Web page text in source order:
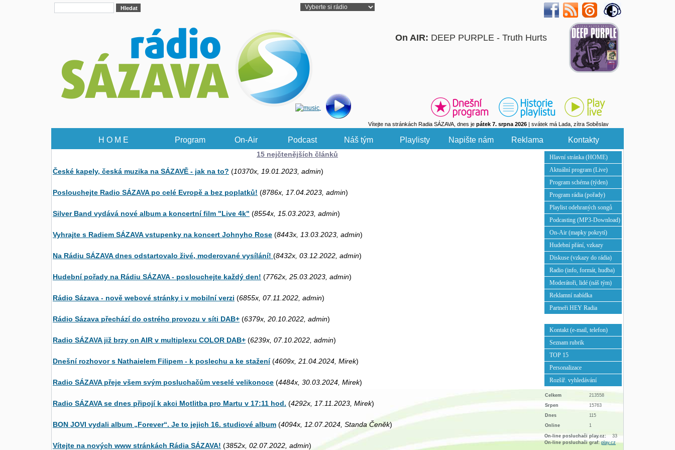
On AIR: DEEP PURPLE - Truth Hurts
Vítejte na stránkách Radia SÁZAVA, dnes je pátek 7. srpna 2026 | svátek má Lada, zítra Soběslav
H O M E Program On-Air Podcast Náš tým Playlisty Napište nám Reklama Kontakty
15 nejčtenějších článků
České kapely, česká muzika na SÁZAVĚ - jak na to? (10370x, 19.01.2023, admin)
Poslouchejte Radio SÁZAVA po celé Evropě a bez poplatků! (8786x, 17.04.2023, admin)
Silver Band vydává nové album a koncertní film "Live 4k" (8554x, 15.03.2023, admin)
Vyhrajte s Radiem SÁZAVA vstupenky na koncert Johnyho Rose (8443x, 13.03.2023, admin)
Na Rádiu SÁZAVA dnes odstartovalo živé, moderované vysílání! (8432x, 03.12.2022, admin)
Hudební pořady na Rádiu SÁZAVA - poslouchejte každý den! (7762x, 25.03.2023, admin)
Rádio Sázava - nově webové stránky i v mobilní verzi (6855x, 07.11.2022, admin)
Rádio Sázava přechází do ostrého provozu v síti DAB+ (6379x, 20.10.2022, admin)
Radio SÁZAVA již brzy on AIR v multiplexu COLOR DAB+ (6239x, 07.10.2022, admin)
Dnešní rozhovor s Nathaielem Filipem - k poslechu a ke stažení(4609x, 21.04.2024, Mirek)
Radio SÁZAVA přeje všem svým posluchačům veselé velikonoce (4484x, 30.03.2024, Mirek)
Radio SÁZAVA se dnes připojí k akci Motlitba pro Martu v 17:11 hod. (4292x, 17.11.2023, Mirek)
BON JOVI vydali album „Forever“. Je to jejich 16. studiové album (4094x, 12.07.2024, Standa Čeněk)
Vítejte na nových www stránkách Rádia SÁZAVA! (3852x, 02.07.2022, admin)
Hlavní stránka (HOME)
Aktuální program (Live)
Program schéma (týden)
Program rádia (pořady)
Playlist odehraných songů
Podcasting (MP3-Download)
On-Air (mapky pokrytí)
Hudební přání, vzkazy
Diskuse (vzkazy do rádia)
Radio (info, formát, hudba)
Moderátoři, lidé (náš tým)
Reklamní nabídka
Partneři HEY Radia
Kontakt (e-mail, telefon)
Seznam rubrik
TOP 15
Personalizace
Rozšíř. vyhledávání
Celkem
213558
Srpen
15763
Dnes
115
Online
1
On-line posluchači play.cz:
33
On-line posluchači graf: play.cz